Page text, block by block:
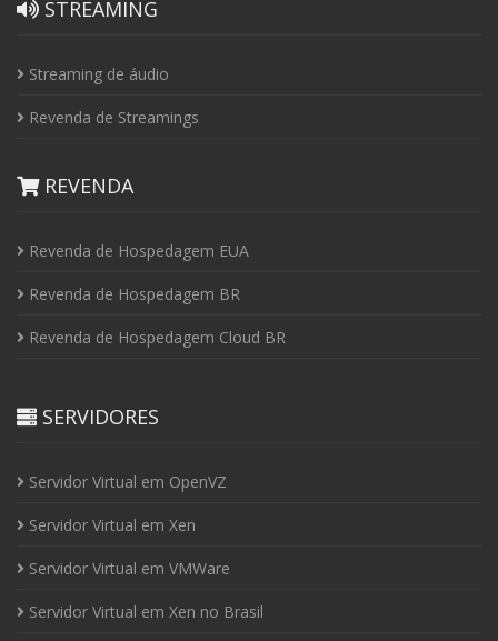
STREAMING
Streaming de áudio
Revenda de Streamings
REVENDA
Revenda de Hospedagem EUA
Revenda de Hospedagem BR
Revenda de Hospedagem Cloud BR
SERVIDORES
Servidor Virtual em OpenVZ
Servidor Virtual em Xen
Servidor Virtual em VMWare
Servidor Virtual em Xen no Brasil